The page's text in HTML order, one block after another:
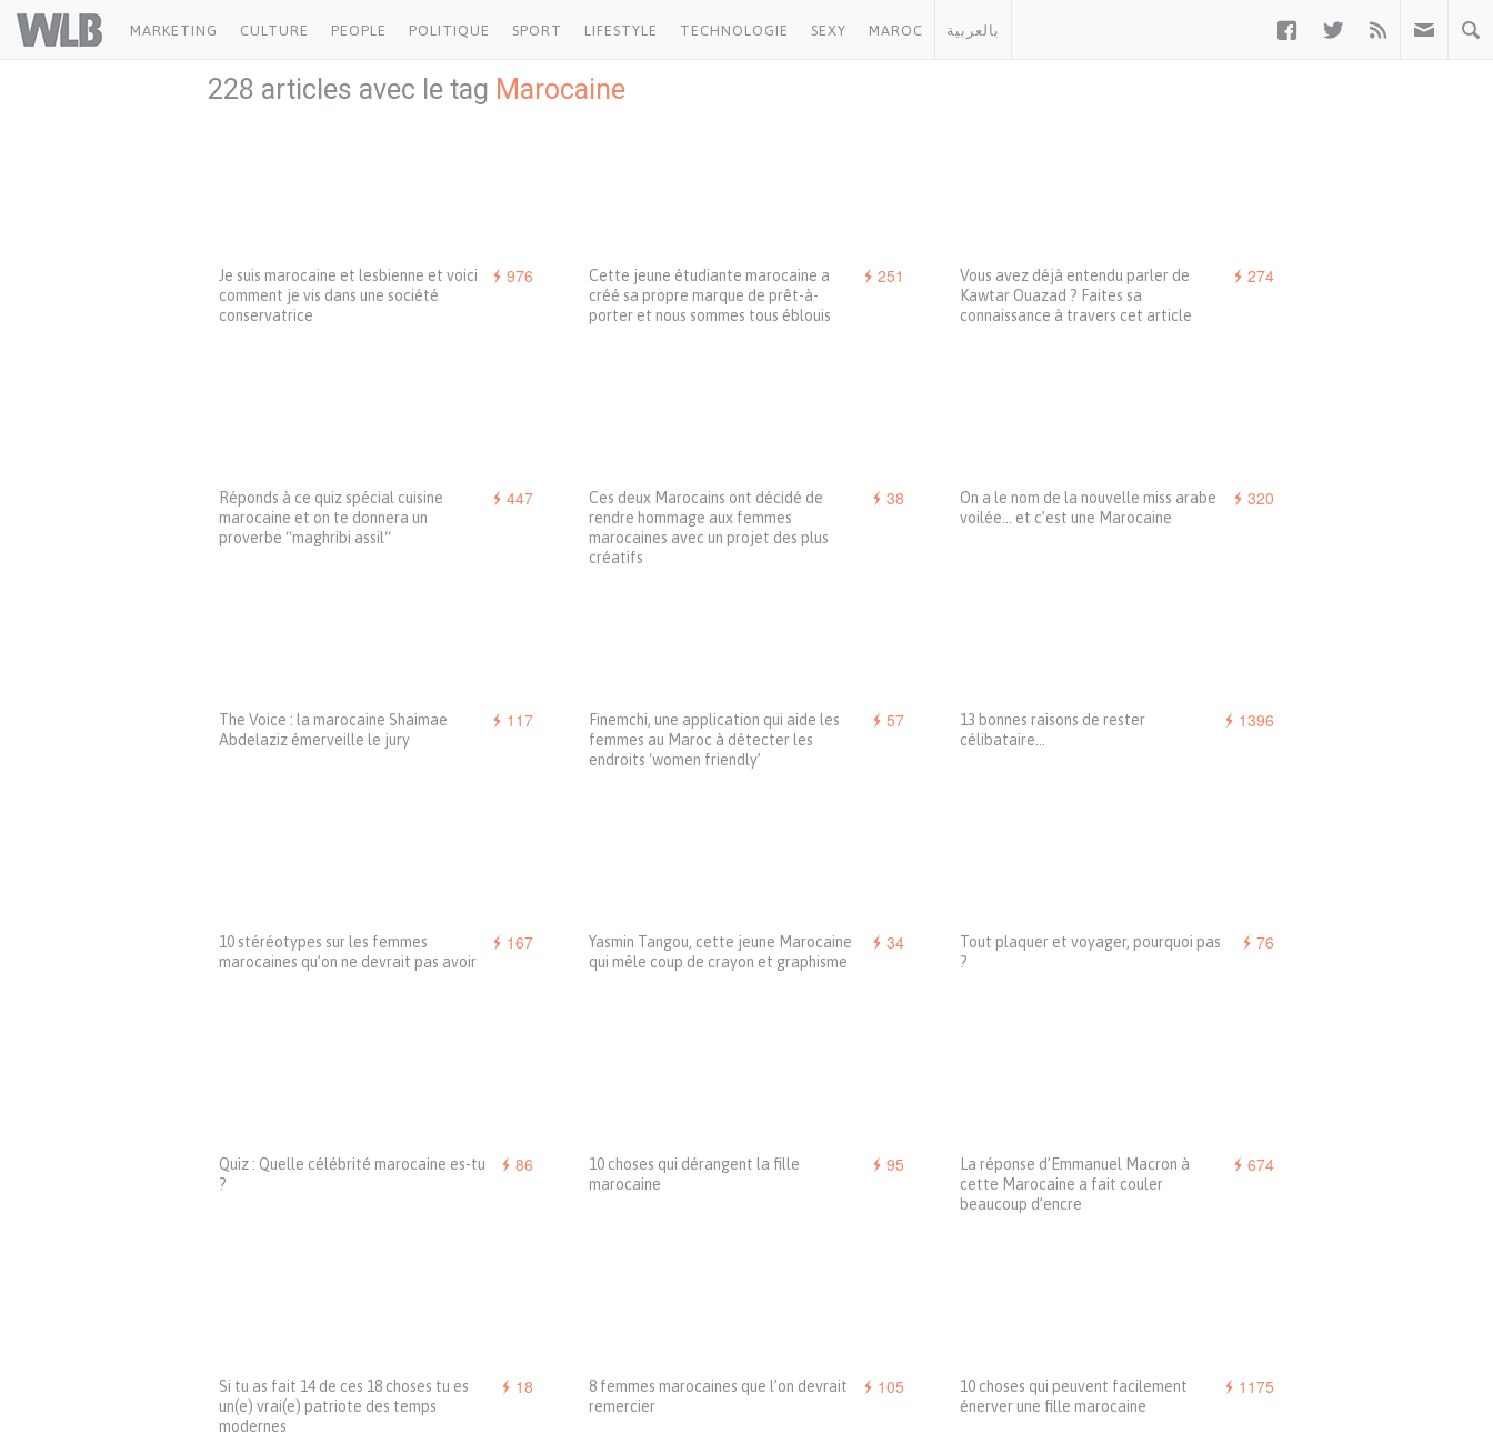
Welovebuzz
MARKETING CULTURE PEOPLE POLITIQUE SPORT LIFESTYLE TECHNOLOGIE SEXY MAROC بالعربية   
228 articles avec le tag Marocaine
976
Je suis marocaine et lesbienne et voici
comment je vis dans une société
conservatrice
251
Cette jeune étudiante marocaine a
créé sa propre marque de prêt-à-
porter et nous sommes tous éblouis
274
Vous avez déjà entendu parler de
Kawtar Ouazad ? Faites sa
connaissance à travers cet article
447
Réponds à ce quiz spécial cuisine
marocaine et on te donnera un
proverbe “maghribi assil“
38
Ces deux Marocains ont décidé de
rendre hommage aux femmes
marocaines avec un projet des plus
créatifs
320
On a le nom de la nouvelle miss arabe
voilée… et c’est une Marocaine
117
The Voice : la marocaine Shaimae
Abdelaziz émerveille le jury
57
Finemchi, une application qui aide les
femmes au Maroc à détecter les
endroits ‘women friendly’
1396
13 bonnes raisons de rester
célibataire…
167
10 stéréotypes sur les femmes
marocaines qu’on ne devrait pas avoir
34
Yasmin Tangou, cette jeune Marocaine
qui mêle coup de crayon et graphisme
76
Tout plaquer et voyager, pourquoi pas
?
86
Quiz : Quelle célébrité marocaine es-tu
?
95
10 choses qui dérangent la fille
marocaine
674
La réponse d’Emmanuel Macron à
cette Marocaine a fait couler
beaucoup d’encre
18
Si tu as fait 14 de ces 18 choses tu es
un(e) vrai(e) patriote des temps
modernes
105
8 femmes marocaines que l’on devrait
remercier
1175
10 choses qui peuvent facilement
énerver une fille marocaine